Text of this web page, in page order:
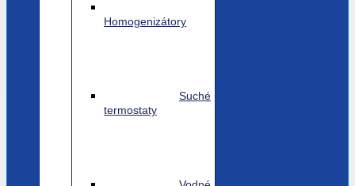
Homogenizátory
Suché
termostaty